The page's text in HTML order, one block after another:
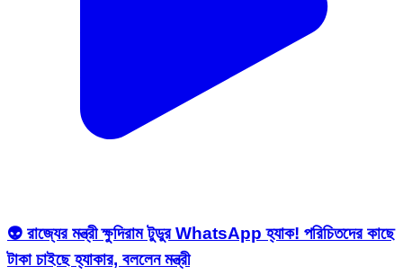
👽 রাজ্যের মন্ত্রী ক্ষুদিরাম টুডুর WhatsApp হ্যাক! পরিচিতদের কাছে
টাকা চাইছে হ্যাকার, বললেন মন্ত্রী